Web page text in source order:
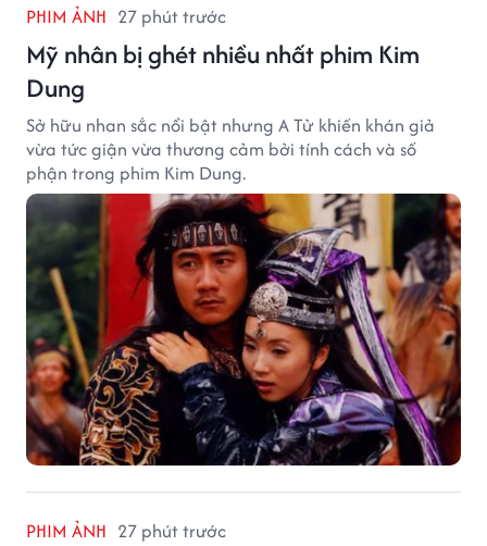
PHIM ẢNH 27 phút trước
Mỹ nhân bị ghét nhiều nhất phim Kim
Dung
Sở hữu nhan sắc nổi bật nhưng A Tử khiến khán giả
vừa tức giận vừa thương cảm bởi tính cách và số
phận trong phim Kim Dung.
PHIM ẢNH 27 phút trước